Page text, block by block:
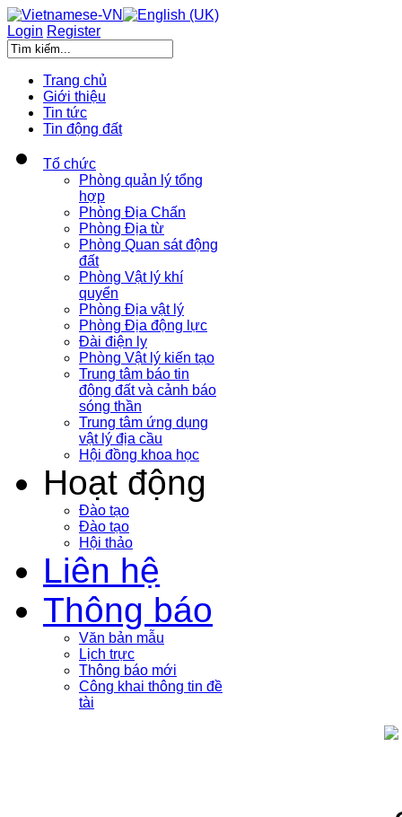
Login Register
Trang chủ
Giới thiệu
Tin tức
Tin động đất
Tổ chức
Phòng quản lý tổng
hợp
Phòng Địa Chấn
Phòng Địa từ
Phòng Quan sát động
đất
Phòng Vật lý khí
quyển
Phòng Địa vật lý
Phòng Địa động lực
Đài điện ly
Phòng Vật lý kiến tạo
Trung tâm báo tin
động đất và cảnh báo
sóng thần
Trung tâm ứng dụng
vật lý địa cầu
Hội đồng khoa học
Hoạt động
Đào tạo
Đào tạo
Hội thảo
Liên hệ
Thông báo
Văn bản mẫu
Lịch trực
Thông báo mới
Công khai thông tin đề
tài